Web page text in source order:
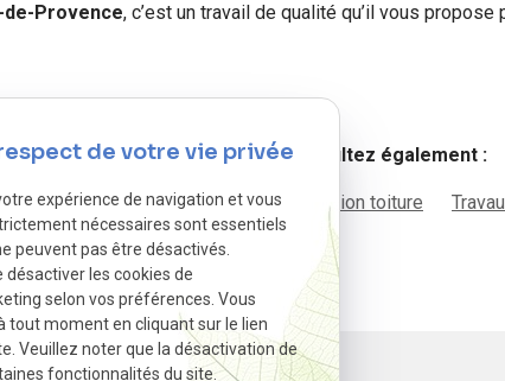
de-Provence,c’est un travail de qualité qu’il vous
Consultez également :
Étanchéité Construction toiture
de votre vie privée
expérience de navigation et vous
nécessaires sont essentiels
peuvent pas être désactivés.
désactiver les cookies de
selon vos préférences. Vous
tout moment en cliquant sur le lien
Veuillez noter que la désactivation de
fonctionnalités du site.